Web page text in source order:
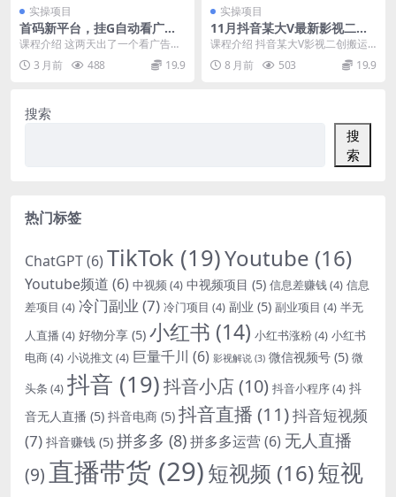
实操项目
首码新平台，挂G自动看广
告，快来吃第一波肉，每天单
机30+，可矩阵放大
课程介绍 这两天出了一个看广告平
台，不用样机，一个广告固定0.2
元，一天可以看5...
3 月前 488 19.9
实操项目
11月抖音某大V最新影视二创
搬运技术，洗稿不违规，外面
收费298
课程介绍 抖音某大V影视二创搬运
技术，洗稿不违规，11月技术，外
面收费298 资...
8 月前 503 19.9
搜索
搜
索
热门标签
ChatGPT(6) TikTok (19)Youtube (16)
Youtube频道 (6) 中视频(4) 中视频项目 (5) 信息差赚钱(4) 信息
差项目 (4) 冷门副业 (7) 冷门项目 (4) 副业 (5) 副业项目 (4) 半无
人直播 (4) 好物分享 (5) 小红书 (14) 小红书涨粉(4) 小红书
电商(4) 小说推文 (4) 巨量千川 (6) 影视解说 (3) 微信视频号 (5) 微
头条 (4) 抖音 (19)抖音小店(10) 抖音小程序(4) 抖
音无人直播 (5) 抖音电商 (5) 抖音直播 (11)抖音短视频
(7) 抖音赚钱 (5) 拼多多 (8)拼多多运营(6) 无人直播
(9) 直播带货 (29)短视频 (16)短视